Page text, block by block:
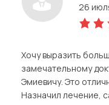
26
Хочу выразить
замечательному
Эмиевичу. Это
Назначил лечение,
5,0